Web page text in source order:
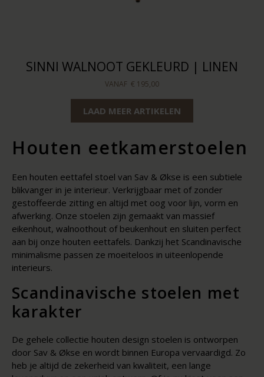
SINNI WALNOOT GEKLEURD | LINEN
VANAF € 195,00
LAAD MEER ARTIKELEN
Houten eetkamerstoelen
Een houten eettafel stoel van Sav & Økse is een subtiele
blikvanger in je interieur. Verkrijgbaar met of zonder
gestoffeerde zitting en altijd met oog voor lijn, vorm en
afwerking. Onze stoelen zijn gemaakt van massief
eikenhout, walnoothout of beukenhout en sluiten perfect
aan bij onze houten eettafels. Dankzij het Scandinavische
minimalisme passen ze moeiteloos in uiteenlopende
interieurs.
Scandinavische stoelen met
karakter
De gehele collectie houten design stoelen is ontworpen
door Sav & Økse en wordt binnen Europa vervaardigd. Zo
heb je altijd de zekerheid van kwaliteit, een lange